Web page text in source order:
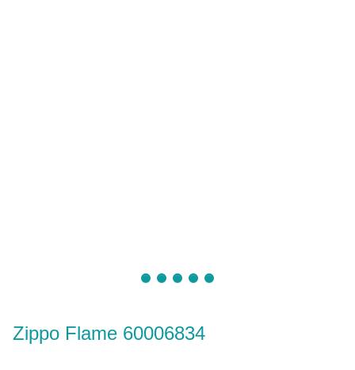
Zippo Flame 60006834